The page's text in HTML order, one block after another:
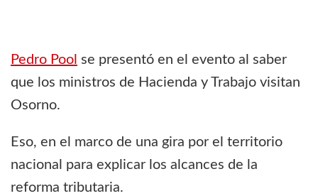
Pedro Pool se presentó en el evento al saber
que los ministros de Hacienda y Trabajo visitan
Osorno.
Eso, en el marco de una gira por el territorio
nacional para explicar los alcances de la
reforma tributaria.